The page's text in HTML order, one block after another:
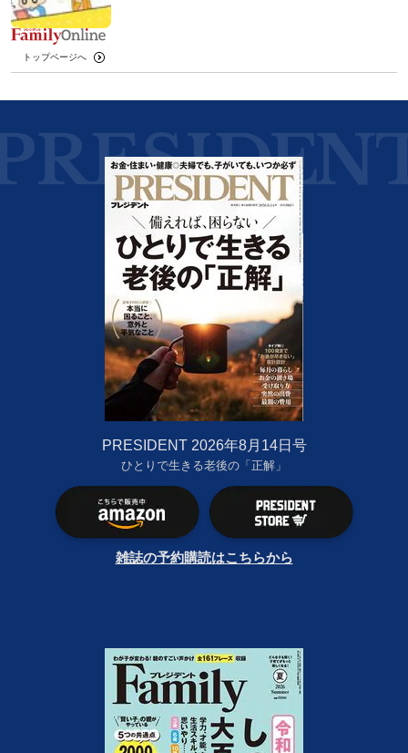
トップページへ
PRESIDENT 2026年8月14日号
ひとりで生きる老後の「正解」
雑誌の予約購読はこちらから